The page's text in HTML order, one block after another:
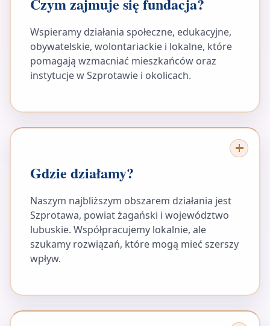
Wspieramy działania społeczne, edukacyjne,
obywatelskie, wolontariackie i lokalne, które
pomagają wzmacniać mieszkańców oraz
instytucje w Szprotawie i okolicach.
Gdzie działamy?
Naszym najbliższym obszarem działania jest
Szprotawa, powiat żagański i województwo
lubuskie. Współpracujemy lokalnie, ale
szukamy rozwiązań, które mogą mieć szerszy
wpływ.